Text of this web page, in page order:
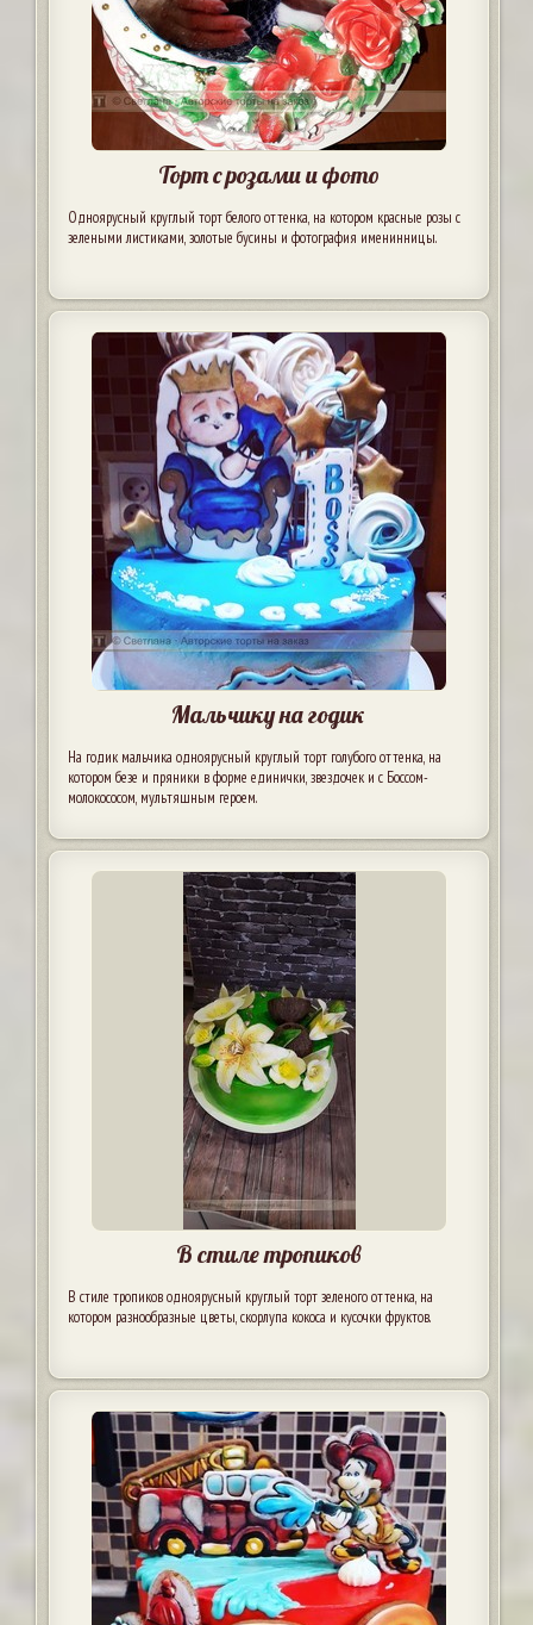
Торт с розами и фото
Одноярусный круглый торт белого оттенка, на котором красные розы с
зелеными листиками, золотые бусины и фотография именинницы.
Мальчику на годик
На годик мальчика одноярусный круглый торт голубого оттенка, на
котором безе и пряники в форме единички, звездочек и с Боссом-
молокососом, мультяшным героем.
В стиле тропиков
В стиле тропиков одноярусный круглый торт зеленого оттенка, на
котором разнообразные цветы, скорлупа кокоса и кусочки фруктов.